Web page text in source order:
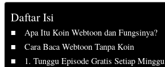
Daftar Isi
Apa Itu Koin Webtoon dan Fungsinya?
Cara Baca Webtoon Tanpa Koin
1. Tunggu Episode Gratis Setiap Minggu